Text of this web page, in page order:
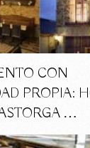
CON
PROPIA:
…